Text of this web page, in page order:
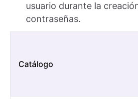
usuario durante la
contraseñas.
Catálogo